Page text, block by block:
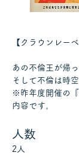
【クラウンレーベ
あの不倫王が帰っ
そして不倫は時
※昨年度開催の
内容です。
人数
2人